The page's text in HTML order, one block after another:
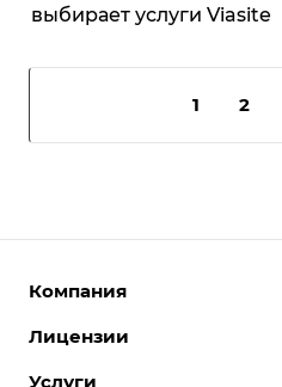
выбирает услуги Viasite
1 2
Компания
О компании
Лицензии
Интернет-магазины
Услуги